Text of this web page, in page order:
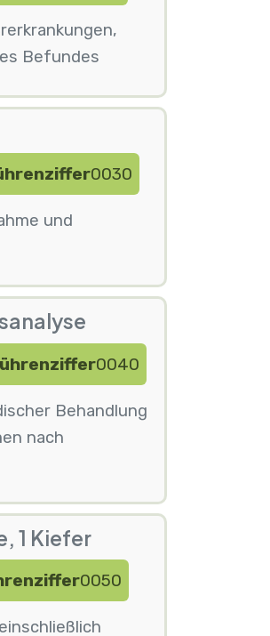
Befundes
0030
und
0040
Behandlung
nach
1 Kiefer
0050